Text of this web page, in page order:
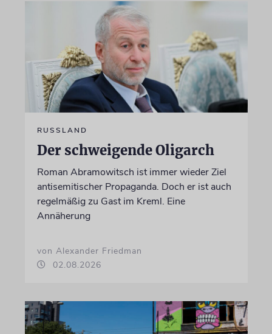
RUSSLAND
Der schweigende Oligarch
Roman Abramowitsch ist immer wieder Ziel
antisemitischer Propaganda. Doch er ist auch
regelmäßig zu Gast im Kreml. Eine
Annäherung
von Alexander Friedman
02.08.2026